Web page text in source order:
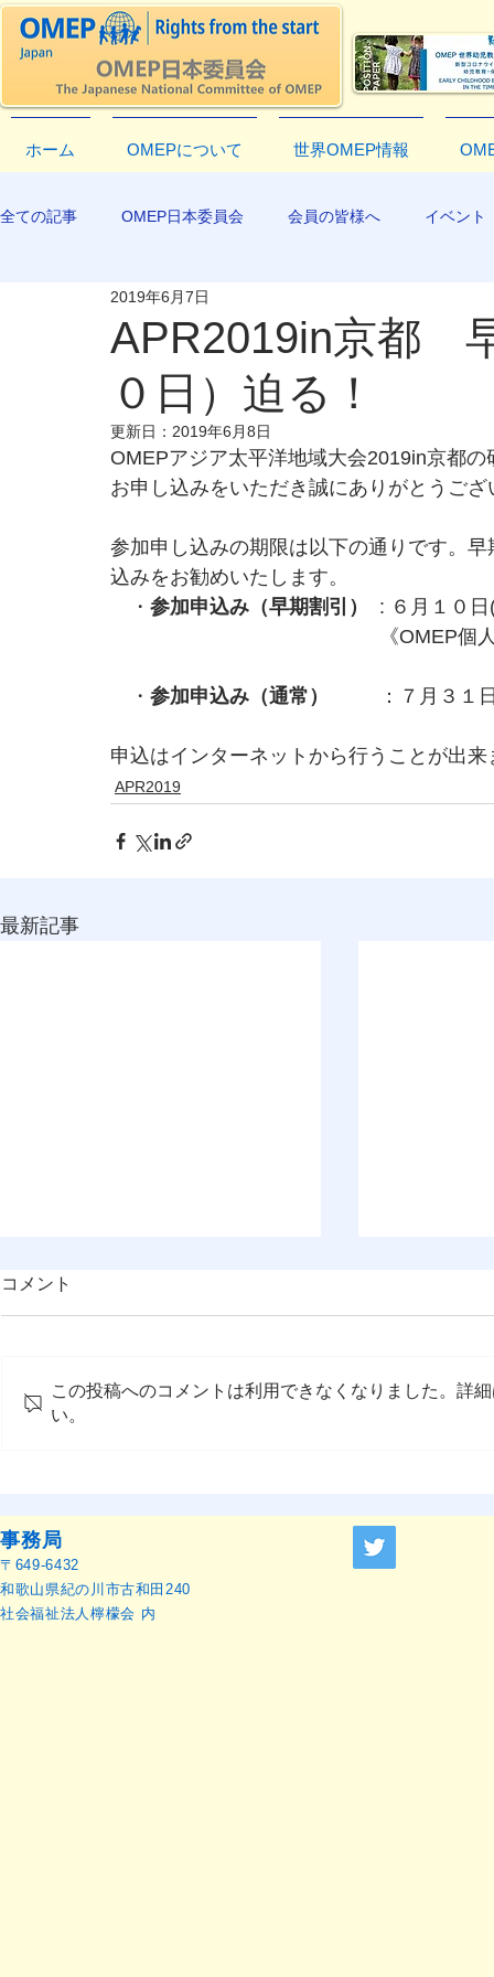
ホーム OMEPについて 世界OMEP情報
全ての記事 OMEP日本委員会 会員の皆様へ イベント
EXCO-COMMUNICATION
APR2019in京都
０日）迫る！
2019年6月7日
更新日： 2019年6月8日
OMEPアジア太平洋地域大会2019in京都
お申し込みをいただき誠にありがとうござ
参加申し込みの期限は以下の通りです。
込みをお勧めいたします。
・ 参加申込み（早期割引）
: ６月１０
《OMEP個人会員，また
・ 参加申込み（通常） ：７月３１
申込はインターネットから行うことが出
APR2019
最新記事
コメント
この投稿へのコメントは利用できなくなりました。詳
い。
事務局
〒649-6432
和歌山県紀の川市古和田240
社会福祉法人檸檬会 内